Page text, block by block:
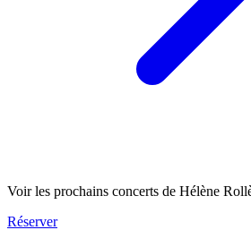
Voir les prochains concerts de Hélène
Réserver